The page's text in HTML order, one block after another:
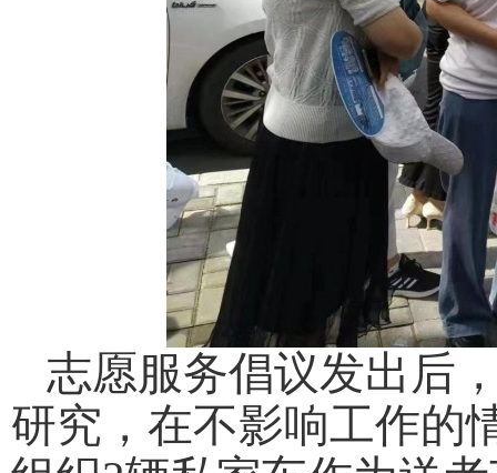
志愿服务倡议发出后
研究，在不影响工作的